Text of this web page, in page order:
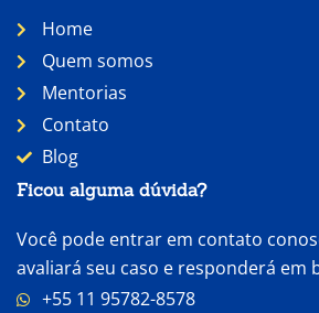
Home
Quem somos
Mentorias
Contato
Blog
Ficou alguma dúvida?
Você pode entrar em contato
avaliará seu caso e responderá em
+55 11 95782-8578